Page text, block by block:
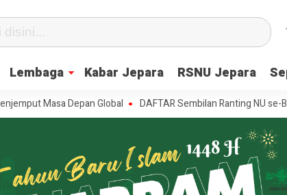
Lembaga Kabar Jepara RSNU Jepara
Masa Depan Global DAFTAR Sembilan Ranting NU se-Batealit